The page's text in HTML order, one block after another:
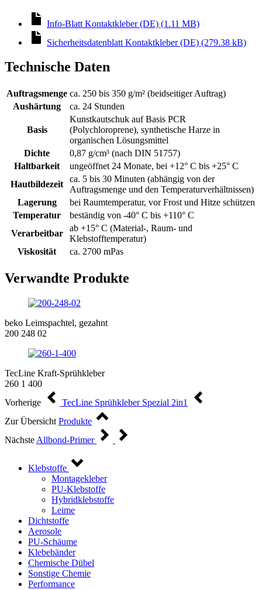
Info-Blatt Kontaktkleber (DE) (1.11 MB)
Sicherheitsdatenblatt Kontaktkleber (DE) (279.38 kB)
Technische Daten
Auftragsmenge ca. 250 bis 350 g/m² (beidseitiger Auftrag)
Aushärtung
ca. 24 Stunden
Basis
Kunstkautschuk auf Basis PCR
(Polychloroprene), synthetische Harze in
organischen Lösungsmittel
Dichte
0,87 g/cm³ (nach DIN 51757)
Haltbarkeit
ungeöffnet 24 Monate, bei +12° C bis +25° C
Hautbildezeit
ca. 5 bis 30 Minuten (abhängig von der
Auftragsmenge und den Temperaturverhältnissen)
Lagerung
bei Raumtemperatur, vor Frost und Hitze schützen
Temperatur
beständig von -40° C bis +110° C
Verarbeitbar
ab +15° C (Material-, Raum- und
Klebstofftemperatur)
Viskosität
ca. 2700 mPas
Verwandte Produkte
beko Leimspachtel, gezahnt
200 248 02
TecLine Kraft-Sprühkleber
260 1 400
Vorherige
TecLine Sprühkleber Spezial 2in1
Zur Übersicht Produkte
Nächste Allbond-Primer
Klebstoffe
Montagekleber
PU-Klebstoffe
Hybridklebstoffe
Leime
Dichtstoffe
Aerosole
PU-Schäume
Klebebänder
Chemische Dübel
Sonstige Chemie
Performance